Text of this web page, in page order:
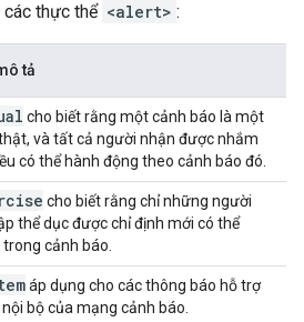
các thực thể <alert> :
tả
cho biết rằng một cảnh báo là một
và tất cả người nhận được nhắm
có thể hành động theo cảnh báo đó.
cho biết rằng chỉ những người
thể dục được chỉ định mới có thể
cảnh báo.
áp dụng cho các thông báo hỗ trợ
bộ của mạng cảnh báo.